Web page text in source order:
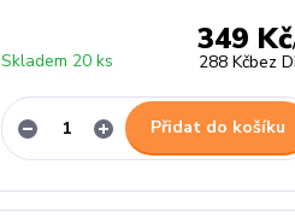
349 Kč
288 Kčbez
Skladem 20 ks
Přidat do košíku